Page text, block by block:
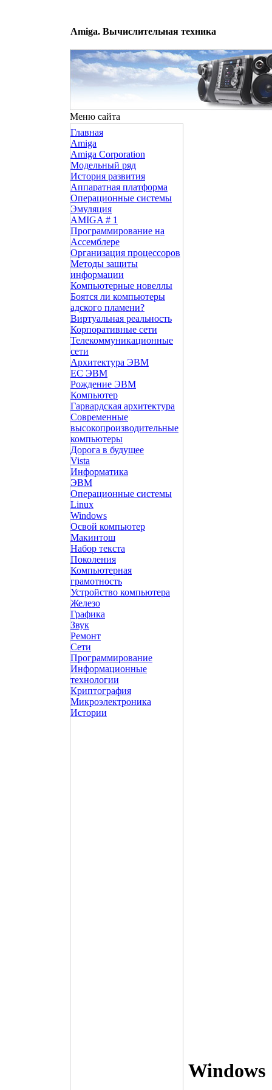
Amiga. Вычислительная техника
Меню сайта
Главная
Amiga
Amiga Corporation
Модельный ряд
История развития
Аппаратная платформа
Операционные системы
Эмуляция
AMIGA # 1
Программирование на
Ассемблере
Организация процессоров
Методы защиты
информации
Компьютерные новеллы
Боятся ли компьютеры
адского пламени?
Виртуальная реальность
Корпоративные сети
Телекоммуникационные
сети
Архитектура ЭВМ
ЕС ЭВМ
Рождение ЭВМ
Компьютер
Гарвардская архитектура
Современные
высокопроизводительные
компьютеры
Дорога в будущее
Vista
Инфоpматика
ЭВМ
Операционные системы
Linux
Windows
Освой компьютер
Макинтош
Набор текста
Поколения
Компьютерная
грамотность
Устройство компьютера
Железо
Графика
Звук
Ремонт
Сети
Программирование
Информационные
технологии
Криптография
Микроэлектроника
Истории
Windows